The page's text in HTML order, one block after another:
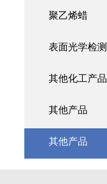
聚乙烯蜡
表面光学检测
其他化工产品
其他产品
其他产品